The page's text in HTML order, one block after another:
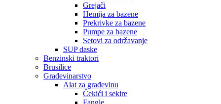
Grejači
Hemija za bazene
Prekrivke za bazene
Pumpe za bazene
Setovi za održavanje
SUP daske
Benzinski traktori
Brusilice
Građevinarstvo
Alat za građevinu
Čekići i sekire
Fangle